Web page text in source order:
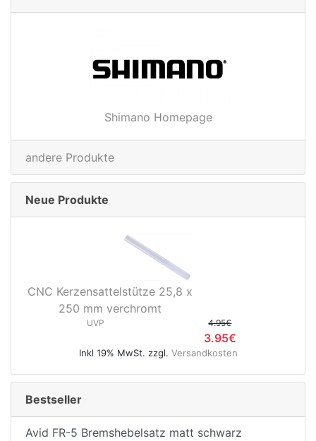
Shimano Homepage
andere Produkte
Neue Produkte
CNC Kerzensattelstütze 25,8 x
250 mm verchromt
UVP 4.95€
3.95€
Inkl 19% MwSt. zzgl. Versandkosten
Bestseller
Avid FR-5 Bremshebelsatz matt schwarz